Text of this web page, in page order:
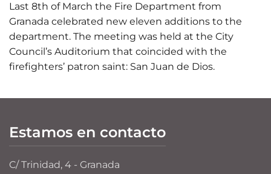
Last 8th of March the Fire Department from
Granada celebrated new eleven additions to the
department. The meeting was held at the City
Council’s Auditorium that coincided with the
firefighters’ patron saint: San Juan de Dios.
Estamos en contacto
C/ Trinidad, 4 - Granada